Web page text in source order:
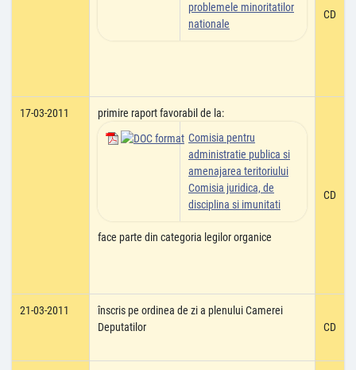
problemele minoritatilor
nationale
CD
17-03-2011
primire raport favorabil de la:
Comisia pentru
administratie publica si
amenajarea teritoriului
Comisia juridica, de
disciplina si imunitati
face parte din categoria legilor organice
CD
21-03-2011
înscris pe ordinea de zi a plenului Camerei
Deputatilor
CD